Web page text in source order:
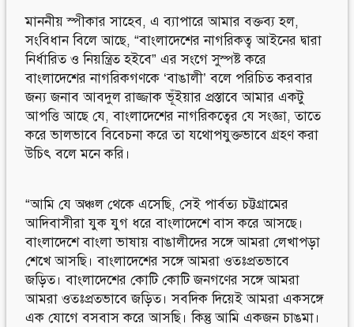
মাননীয় স্পীকার সাহেব, এ ব্যাপারে আমার বক্তব্য হল,
সংবিধান বিলে আছে, “বাংলাদেশের নাগরিকত্ব আইনের দ্বারা
নির্ধারিত ও নিয়ন্ত্রিত হইবে” এর সংগে সুস্পষ্ট করে
বাংলাদেশের নাগরিকগণকে ‘বাঙালী’ বলে পরিচিত করবার
জন্য জনাব আবদুল রাজ্জাক ভূঁইয়ার প্রস্তাবে আমার একটু
আপত্তি আছে যে, বাংলাদেশের নাগরিকত্বের যে সংজ্ঞা, তাতে
করে ভালভাবে বিবেচনা করে তা যথোপযুক্তভাবে গ্রহণ করা
উচিৎ বলে মনে করি।
“আমি যে অঞ্চল থেকে এসেছি, সেই পার্বত্য চট্টগ্রামের
আদিবাসীরা যুক যুগ ধরে বাংলাদেশে বাস করে আসছে।
বাংলাদেশে বাংলা ভাষায় বাঙালীদের সঙ্গে আমরা লেখাপড়া
শেখে আসছি। বাংলাদেশের সঙ্গে আমরা ওতঃপ্রতভাবে
জড়িত। বাংলাদেশের কোটি কোটি জনগণের সঙ্গে আমরা
আমরা ওতঃপ্রতভাবে জড়িত। সবদিক দিয়েই আমরা একসঙ্গে
এক যোগে বসবাস করে আসছি। কিন্তু আমি একজন চাঙমা।